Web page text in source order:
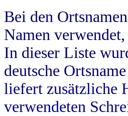
Bei den
Namen
In dieser Liste
deutsche
liefert zusätzliche
verwendeten